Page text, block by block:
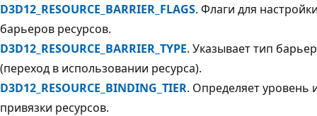
D3D12_RESOURCE_BARRIER_FLAGS. Флаги для
барьеров ресурсов.
D3D12_RESOURCE_BARRIER_TYPE. Указывает тип
(переход в использовании ресурса).
D3D12_RESOURCE_BINDING_TIER. Определяет уровень
привязки ресурсов.